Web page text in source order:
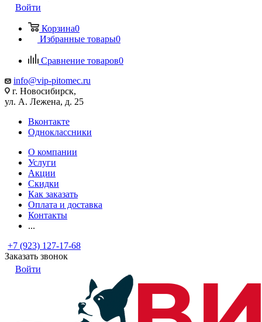
Войти
Корзина0
Избранные товары0
Сравнение товаров0
info@vip-pitomec.ru
г. Новосибирск,
ул. А. Лежена, д. 25
Вконтакте
Одноклассники
О компании
Услуги
Акции
Скидки
Как заказать
Оплата и доставка
Контакты
...
+7 (923) 127-17-68
Заказать звонок
Войти